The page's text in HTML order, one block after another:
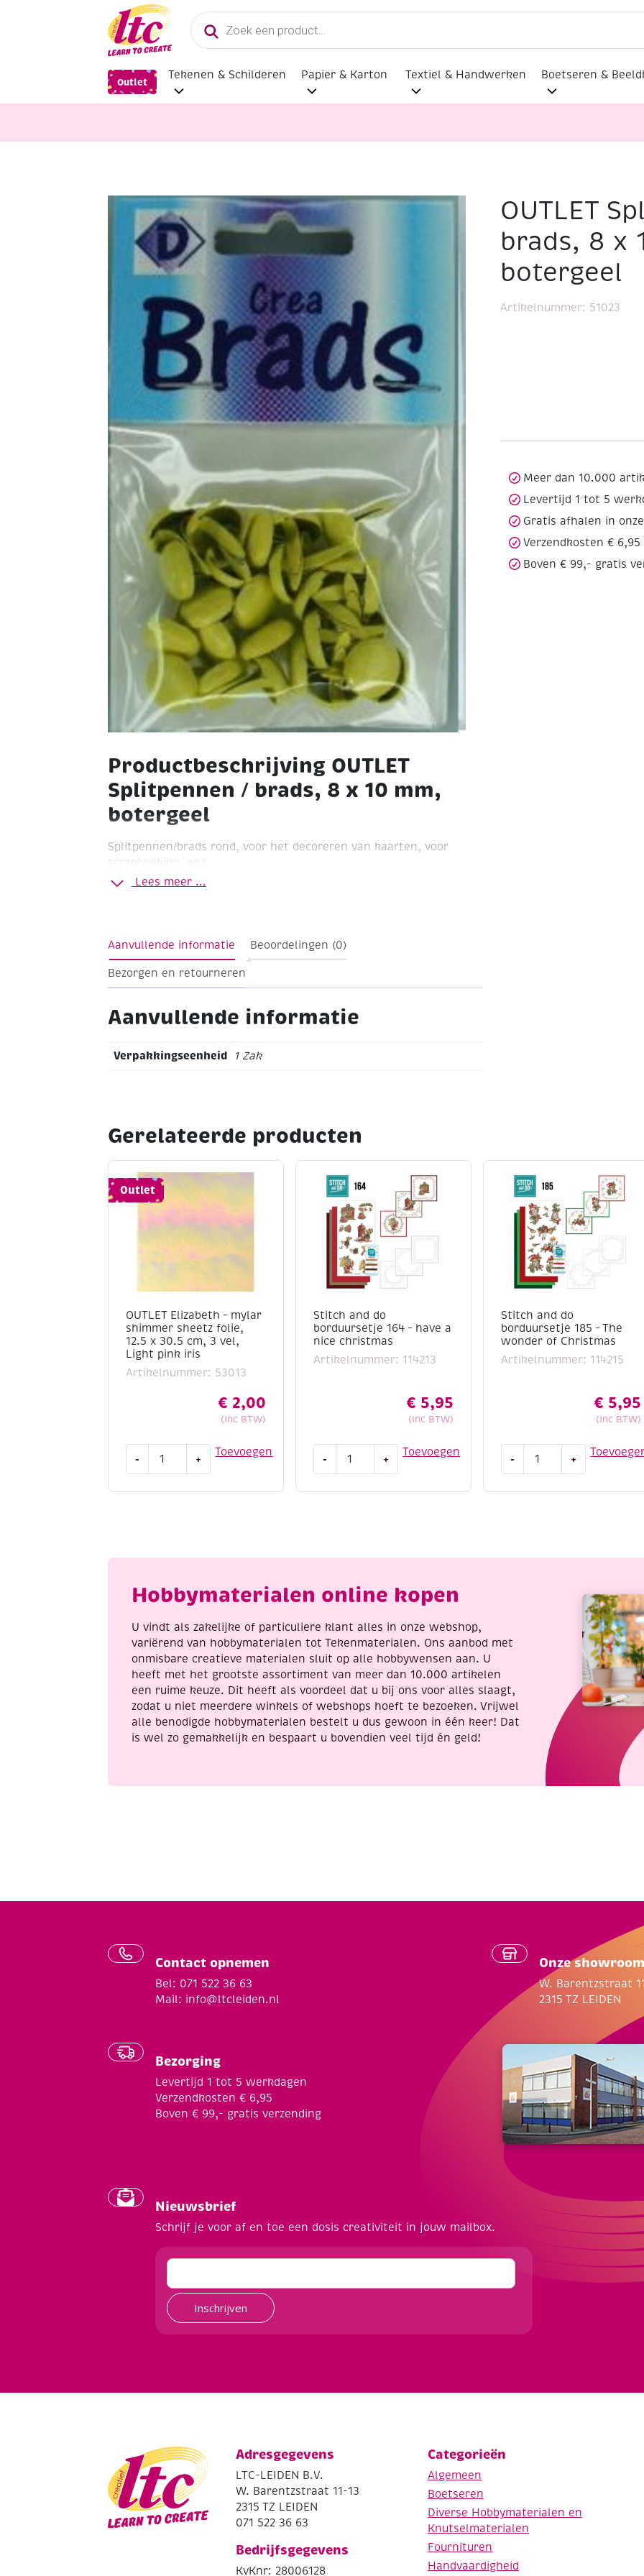
Producten
zoeken
Outlet
Tekenen & Schilderen Papier & Karton Textiel & Handwerken Boetseren &
Kaarten maken OUTLET Splitpennen / brads, 8 x 10 mm, botergeel
Productbeschrijving OUTLET
Splitpennen / brads, 8 x 10 mm,
botergeel
Splitpennen/brads rond, voor het decoreren van kaarten, voor
scrapbooking, enz.
rond 8mmlengte 10mm
Lees meer ...
OUTLET
brads, 8 x
botergeel
Artikelnummer: 51023
Meer dan 10.000
Levertijd 1 tot 5
Gratis afhalen in
Verzendkosten € 6,95
Boven € 99,- gratis
Aanvullende informatie Beoordelingen (0)
Bezorgen en retourneren
Aanvullende informatie
Verpakkingseenheid 1 Zak
Gerelateerde producten
Outlet
OUTLET Elizabeth – mylar
shimmer sheetz folie,
12.5 x 30.5 cm, 3 vel,
Light pink iris
Artikelnummer: 53013
€ 2,00
(Inc BTW)
Toevoegen
-
Elizabeth
12.5
30.5
vel,
Light
pink
iris
aantal
+
Stitch and do
borduursetje 164 – have a
nice christmas
Artikelnummer: 114213
€ 5,95
(Inc BTW)
Toevoegen
-
a
christmas
+
Stitch and do
borduursetje 185 – The
wonder of Christmas
Artikelnummer: 114215
€ 5,95
(Inc BTW)
-
wonder
+
Hobbymaterialen online kopen
U vindt als zakelijke of particuliere klant alles in onze webshop,
variërend van hobbymaterialen tot Tekenmaterialen. Ons aanbod met
onmisbare creatieve materialen sluit op alle hobbywensen aan. U
heeft met het grootste assortiment van meer dan 10.000 artikelen
een ruime keuze. Dit heeft als voordeel dat u bij ons voor alles slaagt,
zodat u niet meerdere winkels of webshops hoeft te bezoeken. Vrijwel
alle benodigde hobbymaterialen bestelt u dus gewoon in één keer! Dat
is wel zo gemakkelijk en bespaart u bovendien veel tijd én geld!
Contact opnemen
Bel: 071 522 36 63
Mail: info@ltcleiden.nl
Bezorging
Levertijd 1 tot 5 werkdagen
Verzendkosten € 6,95
Boven € 99,- gratis verzending
Onze showroom
W. Barentzstraat
2315 TZ LEIDEN
Nieuwsbrief
Schrijf je voor af en toe een dosis creativiteit in jouw mailbox.
Inschrijven
Adresgegevens
LTC-LEIDEN B.V.
W. Barentzstraat 11-13
2315 TZ LEIDEN
071 522 36 63
Bedrijfsgegevens
KvKnr: 28006128
Categorieën
Algemeen
Boetseren
Diverse Hobbymaterialen en
Knutselmaterialen
Fournituren
Handvaardigheid